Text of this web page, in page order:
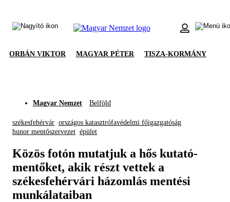
ORBÁN VIKTOR MAGYAR PÉTER TISZA-KORMÁNY
Magyar Nemzet Belföld
székesfehérvár országos katasztrófavédelmi főigazgatóság
hunor mentőszervezet épület
Közös fotón mutatjuk a hős kutató-
mentőket, akik részt vettek a
székesfehérvári házomlás mentési
munkálataiban